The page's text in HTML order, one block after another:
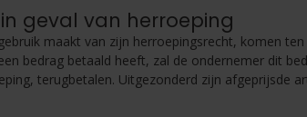
geval van herroeping
maakt van zijn herroepingsrecht, komen
bedrag betaald heeft, zal de ondernemer dit
terugbetalen. Uitgezonderd zijn afgeprijsde